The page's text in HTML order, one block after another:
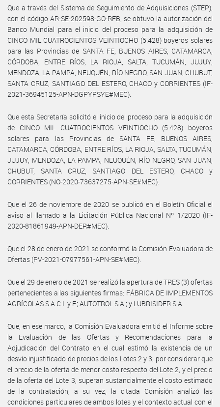
Que a través del Sistema de Seguimiento de Adquisiciones (STEP),
con el código AR-SE-202598-GO-RFB, se obtuvo la autorización del
Banco Mundial para el inicio del proceso para la adquisición de
CINCO MIL CUATROCIENTOS VEINTIOCHO (5.428) boyeros solares
para las Provincias de SANTA FE, BUENOS AIRES, CATAMARCA,
CÓRDOBA, ENTRE RÍOS, LA RIOJA, SALTA, TUCUMÁN, JUJUY,
MENDOZA, LA PAMPA, NEUQUÉN, RÍO NEGRO, SAN JUAN, CHUBUT,
SANTA CRUZ, SANTIAGO DEL ESTERO, CHACO y CORRIENTES (IF-
2021-36945125-APN-DGPYPSYE#MEC).
Que esta Secretaría solicitó el inicio del proceso para la adquisición
de CINCO MIL CUATROCIENTOS VEINTIOCHO (5.428) boyeros
solares para las Provincias de SANTA FE, BUENOS AIRES,
CATAMARCA, CÓRDOBA, ENTRE RÍOS, LA RIOJA, SALTA, TUCUMÁN,
JUJUY, MENDOZA, LA PAMPA, NEUQUÉN, RÍO NEGRO, SAN JUAN,
CHUBUT, SANTA CRUZ, SANTIAGO DEL ESTERO, CHACO y
CORRIENTES (NO-2020-73637275-APN-SE#MEC).
Que el 26 de noviembre de 2020 se publicó en el Boletín Oficial el
aviso al llamado a la Licitación Pública Nacional Nº 1/2020 (IF-
2020-81861949-APN-DER#MEC).
Que el 28 de enero de 2021 se conformó la Comisión Evaluadora de
Ofertas (PV-2021-07977561-APN-SE#MEC).
Que el 29 de enero de 2021 se realizó la apertura de TRES (3) ofertas
pertenecientes a las siguientes firmas: FÁBRICA DE IMPLEMENTOS
AGRÍCOLAS S.A.C.I. y F.; AUTOTROL S.A.; y LUBRISIDER S.A.
Que, en ese marco, la Comisión Evaluadora emitió el Informe sobre
la Evaluación de las Ofertas y Recomendaciones para la
Adjudicación del Contrato en el cual estimó la existencia de un
desvío injustificado de precios de los Lotes 2 y 3, por considerar que
el precio de la oferta de menor costo respecto del Lote 2, y el precio
de la oferta del Lote 3, superan sustancialmente el costo estimado
de la contratación, a su vez, la citada Comisión analizó las
condiciones particulares de ambos lotes y el contexto actual con el